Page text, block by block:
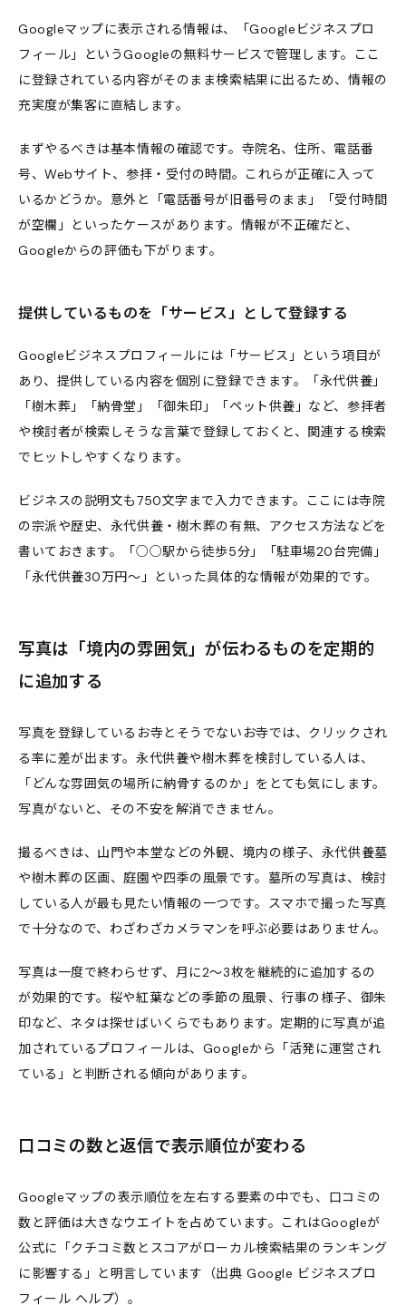
Googleマップに表示される情報は、「Googleビジネスプロ
フィール」というGoogleの無料サービスで管理します。ここ
に登録されている内容がそのまま検索結果に出るため、情報の
充実度が集客に直結します。
まずやるべきは基本情報の確認です。寺院名、住所、電話番
号、Webサイト、参拝・受付の時間。これらが正確に入って
いるかどうか。意外と「電話番号が旧番号のまま」「受付時間
が空欄」といったケースがあります。情報が不正確だと、
Googleからの評価も下がります。
提供しているものを「サービス」として登録する
Googleビジネスプロフィールには「サービス」という項目が
あり、提供している内容を個別に登録できます。「永代供養」
「樹木葬」「納骨堂」「御朱印」「ペット供養」など、参拝者
や検討者が検索しそうな言葉で登録しておくと、関連する検索
でヒットしやすくなります。
ビジネスの説明文も750文字まで入力できます。ここには寺院
の宗派や歴史、永代供養・樹木葬の有無、アクセス方法などを
書いておきます。「○○駅から徒歩5分」「駐車場20台完備」
「永代供養30万円〜」といった具体的な情報が効果的です。
写真は「境内の雰囲気」が伝わるものを定期的
に追加する
写真を登録しているお寺とそうでないお寺では、クリックされ
る率に差が出ます。永代供養や樹木葬を検討している人は、
「どんな雰囲気の場所に納骨するのか」をとても気にします。
写真がないと、その不安を解消できません。
撮るべきは、山門や本堂などの外観、境内の様子、永代供養墓
や樹木葬の区画、庭園や四季の風景です。墓所の写真は、検討
している人が最も見たい情報の一つです。スマホで撮った写真
で十分なので、わざわざカメラマンを呼ぶ必要はありません。
写真は一度で終わらせず、月に2〜3枚を継続的に追加するの
が効果的です。桜や紅葉などの季節の風景、行事の様子、御朱
印など、ネタは探せばいくらでもあります。定期的に写真が追
加されているプロフィールは、Googleから「活発に運営され
ている」と判断される傾向があります。
口コミの数と返信で表示順位が変わる
Googleマップの表示順位を左右する要素の中でも、口コミの
数と評価は大きなウエイトを占めています。これはGoogleが
公式に「クチコミ数とスコアがローカル検索結果のランキング
に影響する」と明言しています（出典 Google ビジネスプロ
フィール ヘルプ）。